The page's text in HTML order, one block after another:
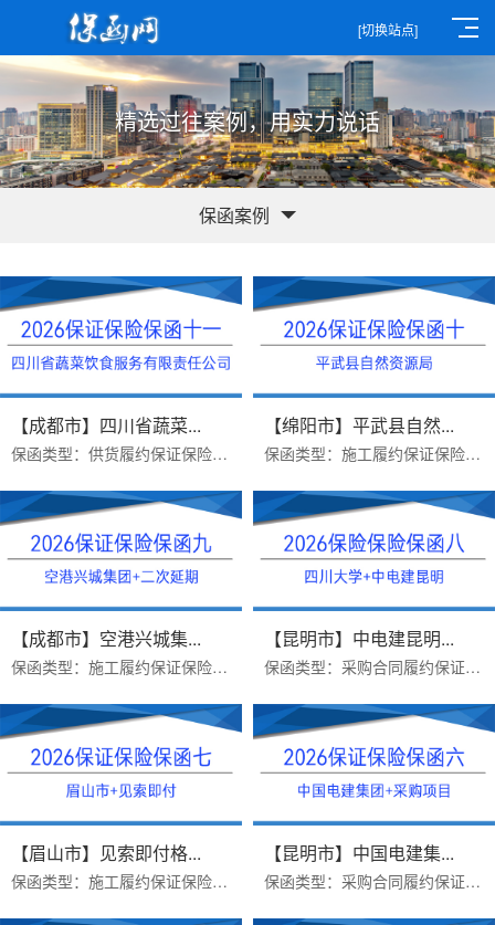
[切换站点]
精选过往案例，用实力说话
保函案例
【成都市】四川省蔬菜...
保函类型：供货履约保证保险保函保函金额：2000000办理周期：两个工作日出函机构：汇友财产相互保险社办理优势：免反担保，收费低...
【绵阳市】平武县自然...
保函类型：施工履约保证保险凭证保函金额：3578296.9办理周期：三个工作日出函机构：汇友财产相互保险社办理优势：见索即付格式无...
【成都市】空港兴城集...
保函类型：施工履约保证保险保函金额：189630办理周期：三个工作日出函机构：汇友财产相互保险社办理优势：二次延期项目，免反担...
【昆明市】中电建昆明...
保函类型：采购合同履约保证保险凭证保函金额：189630办理周期：三个工作日出函机构：太平财产保险成都分公司办理优势：满足要求...
【眉山市】见索即付格...
保函类型：施工履约保证保险保函办理优势：见索即付格式，顺利出函保函金额：483516.75办理周期：一个工作日出函机构：汇友财产相...
【昆明市】中国电建集...
保函类型：采购合同履约保证保险保函办理优势：受益人为中电建集团，顺利出函保函金额：72000办理周期：一个工作日出函机构：平安...